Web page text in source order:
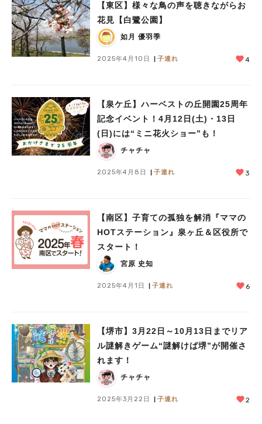
【東区】様々な鳥の声を聴きながらお
花見【白鷺公園】
如月 優羽季
2025年4月10日 子連れ 4
【泉ケ丘】ハーベストの丘開園25周年
記念イベント！4月12日(土)・13日
(日)には“ミニ花火ショー”も！
チャチャ
2025年4月8日 子連れ 3
【南区】子育ての孤独を解消『ママの
HOTステーション』泉ヶ丘＆区役所で
スタート！
宮原 史知
2025年4月1日 子連れ 6
【堺市】3月22日～10月13日までリア
ル謎解きゲーム“謎解けば堺”が開催さ
れます！
チャチャ
2025年3月22日 子連れ 2